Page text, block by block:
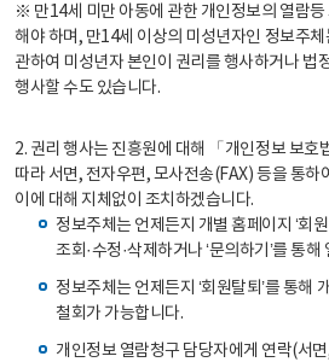
※ 만14세 미만 아동에 관한 개인정보의 열람등
해야 하며, 만14세 이상의 미성년자인 정보주체
관하여 미성년자 본인이 권리를 행사하거나 법
행사할 수도 있습니다.
2. 권리 행사는 진흥원에 대해 「개인정보 보호
따라 서면, 전자우편, 모사전송(FAX) 등을 통하
이에 대해 지체없이 조치하겠습니다.
정보주체는 언제든지 개별 홈페이지 ‘회
조회·수정·삭제하거나 ‘문의하기’를 통
정보주체는 언제든지 ‘회원탈퇴’를 통해
철회가 가능합니다.
개인정보 열람청구 담당자에게 연락(서